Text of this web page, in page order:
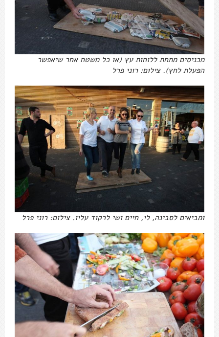
מכניסים מתחת ללוחות עץ (או כל משטח אחר שיאפשר
הפעלת לחץ). צילום: רוני פרל
ומביאים לסבינה, לי, חיים ושי לרקוד עליו. צילום: רוני פרל